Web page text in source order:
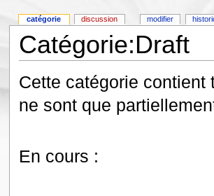
Catégorie:Draft
Cette catégorie
ne sont que
En cours :
catégorie discussion modifier